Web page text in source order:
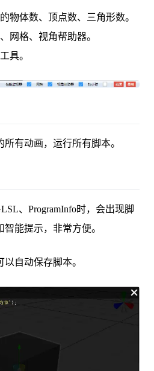
物体数、顶点数、三角形数。
网格、视角帮助器。
具。
有动画，运行所有脚本。
、ProgramInfo时，会出现脚
能提示，非常方便。
自动保存脚本。